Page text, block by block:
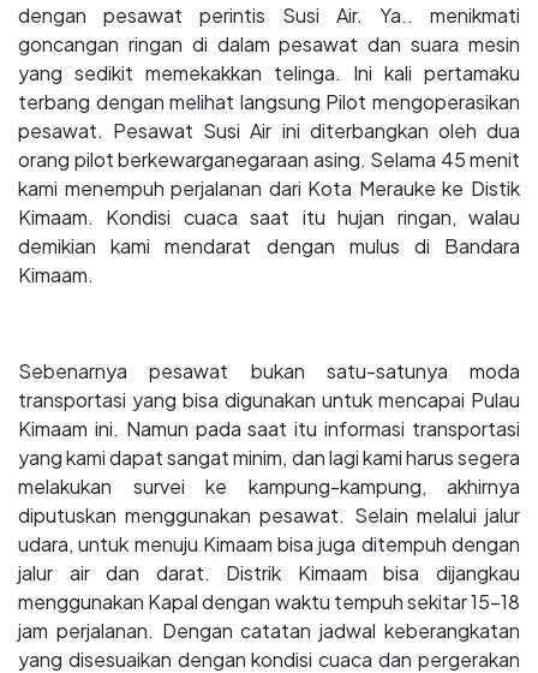
dengan pesawat perintis Susi Air. Ya.. menikmati
goncangan ringan di dalam pesawat dan suara mesin
yang sedikit memekakkan telinga. Ini kali pertamaku
terbang dengan melihat langsung Pilot mengoperasikan
pesawat. Pesawat Susi Air ini diterbangkan oleh dua
orang pilot berkewarganegaraan asing. Selama 45 menit
kami menempuh perjalanan dari Kota Merauke ke Distik
Kimaam. Kondisi cuaca saat itu hujan ringan, walau
demikian kami mendarat dengan mulus di Bandara
Kimaam.
Sebenarnya pesawat bukan satu-satunya moda
transportasi yang bisa digunakan untuk mencapai Pulau
Kimaam ini. Namun pada saat itu informasi transportasi
yang kami dapat sangat minim, dan lagi kami harus segera
melakukan survei ke kampung-kampung, akhirnya
diputuskan menggunakan pesawat. Selain melalui jalur
udara, untuk menuju Kimaam bisa juga ditempuh dengan
jalur air dan darat. Distrik Kimaam bisa dijangkau
menggunakan Kapal dengan waktu tempuh sekitar 15-18
jam perjalanan. Dengan catatan jadwal keberangkatan
yang disesuaikan dengan kondisi cuaca dan pergerakan